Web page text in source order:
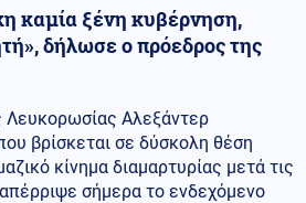
καμία ξένη κυβέρνηση,
δήλωσε ο πρόεδρος της
Λευκορωσίας Αλεξάντερ
βρίσκεται σε δύσκολη θέση
κίνημα διαμαρτυρίας μετά τις
σήμερα το ενδεχόμενο